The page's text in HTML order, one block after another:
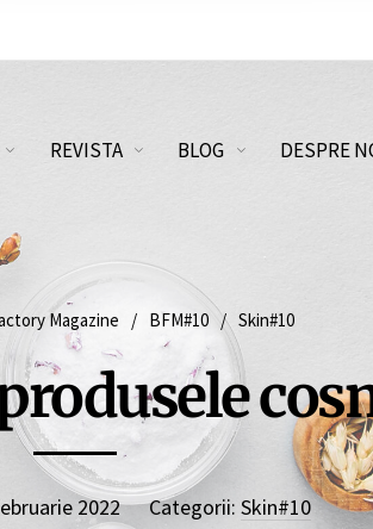
REVISTA BLOG DESPRE
Magazine / BFM#10 / Skin#10
2022 Categorii: Skin#10